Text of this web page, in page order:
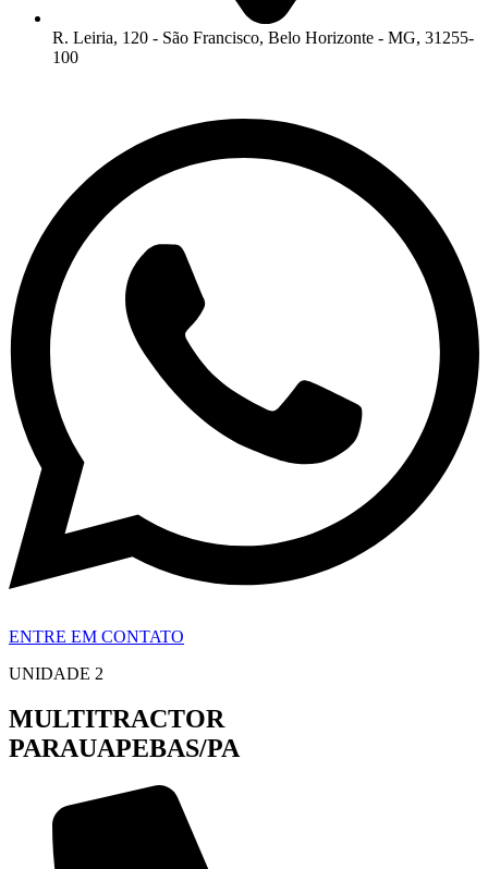
R. Leiria, 120 - São Francisco, Belo Horizonte - MG, 31255-
100
ENTRE EM CONTATO
UNIDADE 2
MULTITRACTOR
PARAUAPEBAS/PA